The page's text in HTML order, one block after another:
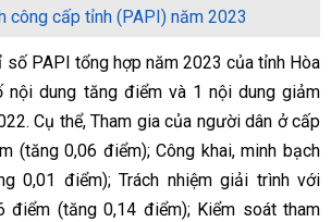
công cấp tỉnh (PAPI) năm 2023
PAPI tổng hợp năm 2023 của tỉnh Hòa
nội dung tăng điểm và 1 nội dung giảm
Cụ thể, Tham gia của người dân ở cấp
(tăng 0,06 điểm); Công khai, minh bạch
0,01 điểm); Trách nhiệm giải trình với
điểm (tăng 0,14 điểm); Kiểm soát tham